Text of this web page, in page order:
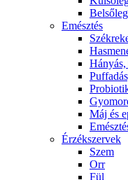
Belsőleg
Emésztés
Máj és
Érzékszervek
Szem
Orr
Fül